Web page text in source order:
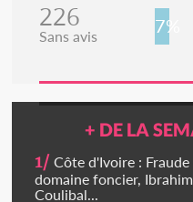
226
Sans avis 7%
+ DE LA
1/ Côte d'Ivoire : Fraude
domaine foncier,
Coulibal...